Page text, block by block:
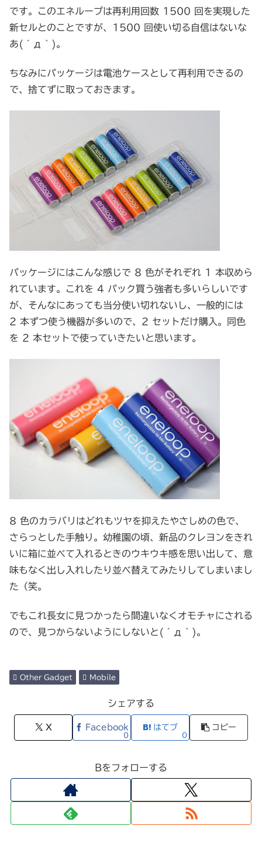
です。このエネループは再利用回数 1500 回を実現した
新セルとのことですが、1500 回使い切る自信はないな
あ(´д｀)。
ちなみにパッケージは電池ケースとして再利用できるの
で、捨てずに取っておきます。
パッケージにはこんな感じで 8 色がそれぞれ 1 本収めら
れています。これを 4 パック買う強者も多いらしいです
が、そんなにあっても当分使い切れないし、一般的には
2 本ずつ使う機器が多いので、2 セットだけ購入。同色
を 2 本セットで使っていきたいと思います。
8 色のカラバリはどれもツヤを抑えたやさしめの色で、
さらっとした手触り。幼稚園の頃、新品のクレヨンをきれ
いに箱に並べて入れるときのウキウキ感を思い出して、意
味もなく出し入れしたり並べ替えてみたりしてしまいまし
た（笑。
でもこれ長女に見つかったら間違いなくオモチャにされる
ので、見つからないようにしないと(´д｀)。
Other Gadget Mobile
シェアする
X Facebook
0
はてブ
0
コピー
Bをフォローする